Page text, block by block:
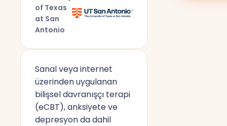
of Texas
at San
Antonio
Sanal veya internet
üzerinden uygulanan
bilişsel davranışçı terapi
(eCBT), anksiyete ve
depresyon da dahil